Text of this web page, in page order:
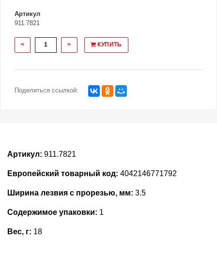
Артикул
911.7821
< > КУПИТЬ
Поделиться ссылкой:
Артикул: 911.7821
Европейский товарный код: 4042146771792
Ширина лезвия с прорезью, мм: 3.5
Содержимое упаковки: 1
Вес, г: 18